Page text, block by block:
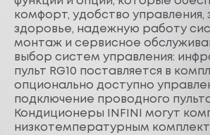
комфорт, удобство управления,
здоровье, надежную работу
монтаж и сервисное
выбор систем управления:
пульт RG10 поставляется в
опционально доступно
подключение проводного
Кондиционеры INFINI могут
низкотемпературным